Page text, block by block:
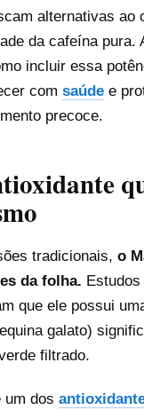
alternativas ao
da cafeína pura.
incluir essa
com saúde e
precoce.
tradicionais, o
da folha.
que ele possui
galato)
filtrado.
um dos